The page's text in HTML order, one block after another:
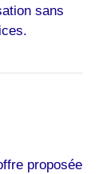
sans
proposée